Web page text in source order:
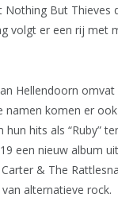
But Thieves
volgt er een rij met
Hellendoorn
namen komen er
hun hits als “Ruby”
een nieuw album
& The
alternatieve rock.